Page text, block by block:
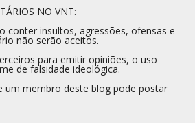
NO VNT:
conter insultos, agressões, ofensas e
não serão aceitos.
para emitir opiniões, o uso
de falsidade ideológica.
um membro deste blog pode postar